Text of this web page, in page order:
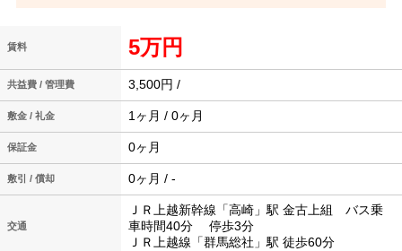
賃料 5万円
共益費 / 管理費 3,500円 /
敷金 / 礼金 1ヶ月 / 0ヶ月
保証金 0ヶ月
敷引 / 償却 0ヶ月 / -
交通
ＪＲ上越新幹線「高崎」駅 金古上組 バス乗
車時間40分 停歩3分
ＪＲ上越線「群馬総社」駅 徒歩60分